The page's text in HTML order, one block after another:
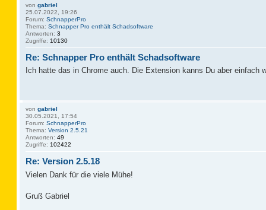
von gabriel
25.07.2022, 19:26
Forum: SchnapperPro
Thema: Schnapper Pro enthält Schadsoftware
Antworten: 3
Zugriffe: 10130
Re: Schnapper Pro enthält Schadsoftware
Ich hatte das in Chrome auch. Die Extension kanns Du aber einfach
von gabriel
30.05.2021, 17:54
Forum: SchnapperPro
Thema: Version 2.5.21
Antworten: 49
Zugriffe: 102422
Re: Version 2.5.18
Vielen Dank für die viele Mühe!
Gruß Gabriel